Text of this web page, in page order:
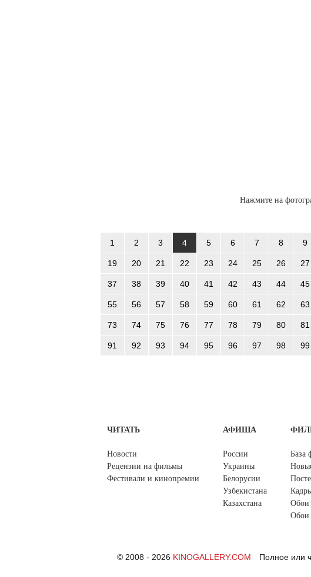
Нажмите на
1 2 3 4 5 6 7 8 9
19 20 21 22 23 24 25 26 27
37 38 39 40 41 42 43 44 45
55 56 57 58 59 60 61 62 63
73 74 75 76 77 78 79 80 81
91 92 93 94 95 96 97 98 99
ЧИТАТЬ
Новости
Рецензии на фильмы
Фестивали и кинопремии
АФИША
России
Украины
Белорусии
Узбекистана
Казахстана
База
Обои
Обои
© 2008 - 2026 KINOGALLERY.COM
Полное или